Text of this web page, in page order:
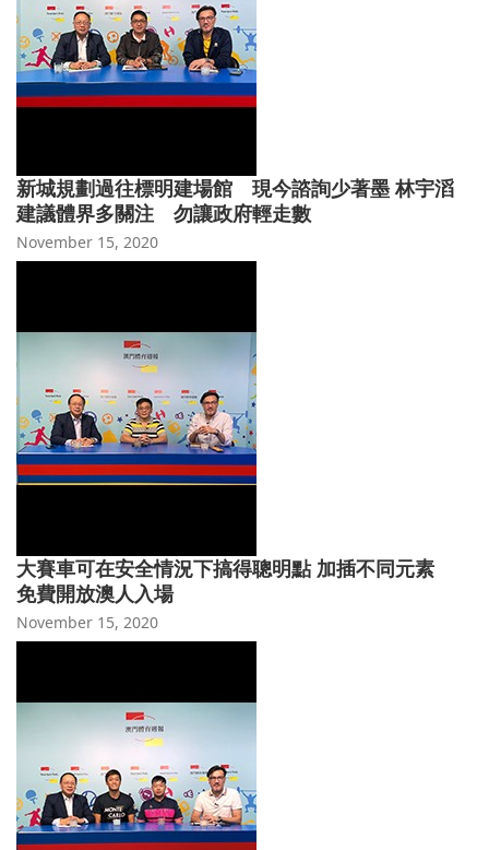
新城規劃過往標明建場館 現今諮詢少著墨 林宇滔
建議體界多關注 勿讓政府輕走數
November 15, 2020
大賽車可在安全情況下搞得聰明點 加插不同元素
免費開放澳人入場
November 15, 2020